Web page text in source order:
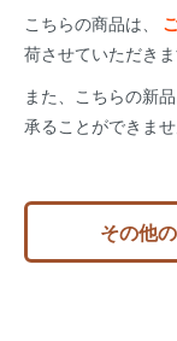
こちらの商品は、
荷させていただきま
また、こちらの新
承ることができま
その他